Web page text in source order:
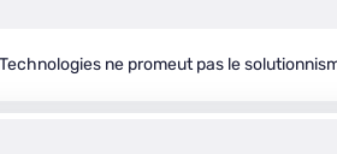
ne promeut pas le